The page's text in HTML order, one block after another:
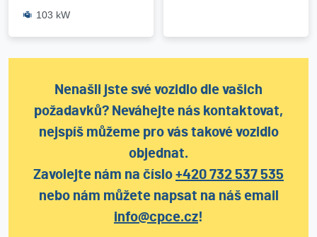
103 kW
Nenašli jste své vozidlo dle vašich
požadavků? Neváhejte nás kontaktovat,
nejspíš můžeme pro vás takové vozidlo
objednat.
Zavolejte nám na číslo +420 732 537 535
nebo nám můžete napsat na náš email
info@cpce.cz!